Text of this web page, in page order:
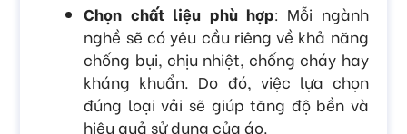
Chọn chất liệu phù hợp: Mỗi ngành
nghề sẽ có yêu cầu riêng về khả năng
chống bụi, chịu nhiệt, chống cháy hay
kháng khuẩn. Do đó, việc lựa chọn
đúng loại vải sẽ giúp tăng độ bền và
hiệu quả sử dụng của áo.